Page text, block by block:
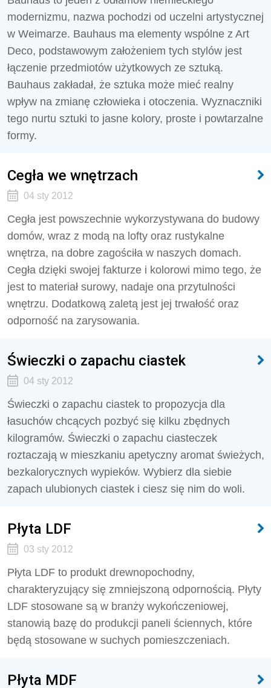
modernizmu, nazwa pochodzi od uczelni artystycznej
w Weimarze. Bauhaus ma elementy wspólne z Art
Deco, podstawowym założeniem tych stylów jest
łączenie przedmiotów użytkowych ze sztuką.
Bauhaus zakładał, że sztuka może mieć realny
wpływ na zmianę człowieka i otoczenia. Wyznaczniki
tego nurtu sztuki to jasne kolory, proste i powtarzalne
formy.
Cegła we wnętrzach
04 sty 2012
Cegła jest powszechnie wykorzystywana do budowy
domów, wraz z modą na lofty oraz rustykalne
wnętrza, na dobre zagościła w naszych domach.
Cegła dzięki swojej fakturze i kolorowi mimo tego, że
jest to materiał surowy, nadaje ona przytulności
wnętrzu. Dodatkową zaletą jest jej trwałość oraz
odporność na zarysowania.
Świeczki o zapachu ciastek
04 sty 2012
Świeczki o zapachu ciastek to propozycja dla
łasuchów chcących pozbyć się kilku zbędnych
kilogramów. Świeczki o zapachu ciasteczek
roztaczają w mieszkaniu apetyczny aromat świeżych,
bezkalorycznych wypieków. Wybierz dla siebie
zapach ulubionych ciastek i ciesz się nim do woli.
Płyta LDF
03 sty 2012
Płyta LDF to produkt drewnopochodny,
charakteryzujący się zmniejszoną odpornością. Płyty
LDF stosowane są w branży wykończeniowej,
stanowią bazę do produkcji paneli ściennych, które
będą stosowane w suchych pomieszczeniach.
Płyta MDF